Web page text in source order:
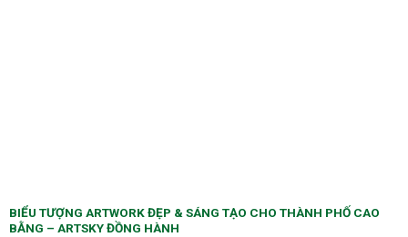
BIỂU TƯỢNG ARTWORK ĐẸP & SÁNG TẠO CHO THÀNH PHỐ CAO
BẰNG – ARTSKY ĐỒNG HÀNH